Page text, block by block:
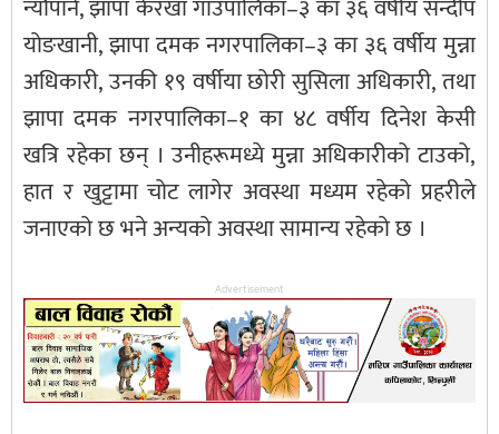
न्यौपाने, झापा केरखा गाउँपालिका–३ का ३६ वर्षीय सन्दीप
योङखानी, झापा दमक नगरपालिका–३ का ३६ वर्षीय मुन्ना
अधिकारी, उनकी १९ वर्षीया छोरी सुसिला अधिकारी, तथा
झापा दमक नगरपालिका–१ का ४८ वर्षीय दिनेश केसी
खत्रि रहेका छन् । उनीहरूमध्ये मुन्ना अधिकारीको टाउको,
हात र खुट्टामा चोट लागेर अवस्था मध्यम रहेको प्रहरीले
जनाएको छ भने अन्यको अवस्था सामान्य रहेको छ ।
Advertisement